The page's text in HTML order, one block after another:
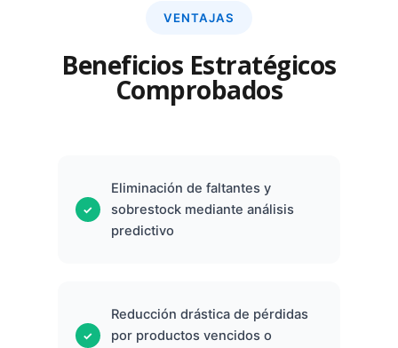
VENTAJAS
Beneficios Estratégicos
Comprobados
Eliminación de faltantes y
sobrestock mediante análisis
predictivo
Reducción drástica de pérdidas
por productos vencidos o